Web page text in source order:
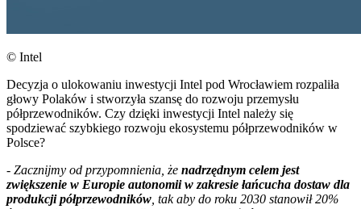
© Intel
Decyzja o ulokowaniu inwestycji Intel pod Wrocławiem rozpaliła
głowy Polaków i stworzyła szansę do rozwoju przemysłu
półprzewodników. Czy dzięki inwestycji Intel należy się
spodziewać szybkiego rozwoju ekosystemu półprzewodników w
Polsce?
- Zacznijmy od przypomnienia, że nadrzędnym celem jest
zwiększenie w Europie autonomii w zakresie łańcucha dostaw dla
produkcji półprzewodników , tak aby do roku 2030 stanowił 20%